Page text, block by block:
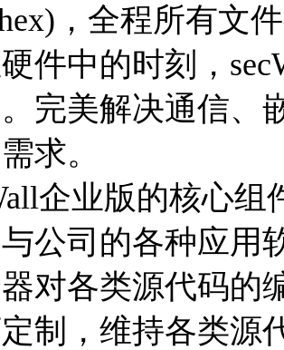
，全程所有文
件中的时刻，
完美解决通信、
求。
企业版的核心
公司的各种应用
对各类源代码的
制，维持各类源